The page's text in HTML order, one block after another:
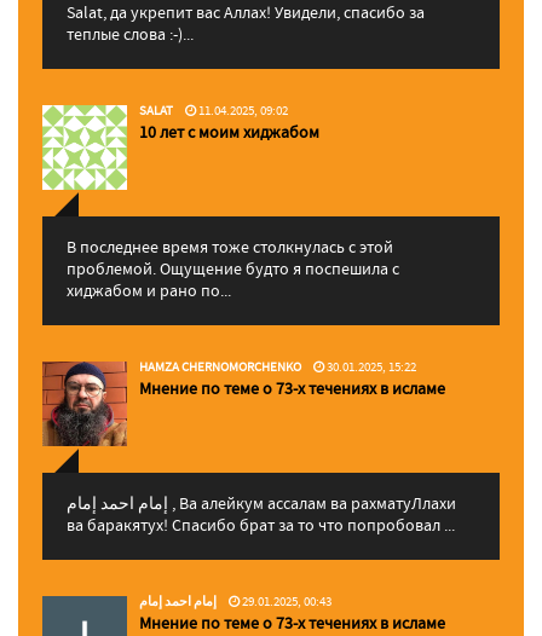
Salat, да укрепит вас Аллаx! Увидели, спасибо за
теплые слова :-)...
SALAT 11.04.2025, 09:02
10 лет с моим хиджабом
В последнее время тоже столкнулась с этой
проблемой. Ощущение будто я поспешила с
хиджабом и рано по...
HAMZA CHERNOMORCHENKO 30.01.2025, 15:22
Мнение по теме о 73-х течениях в исламе
إمام احمد إمام , Ва алейкум ассалам ва рахматуЛлахи
ва баракятух! Спасибо брат за то что попробовал ...
إمام احمد إمام 29.01.2025, 00:43
Мнение по теме о 73-х течениях в исламе